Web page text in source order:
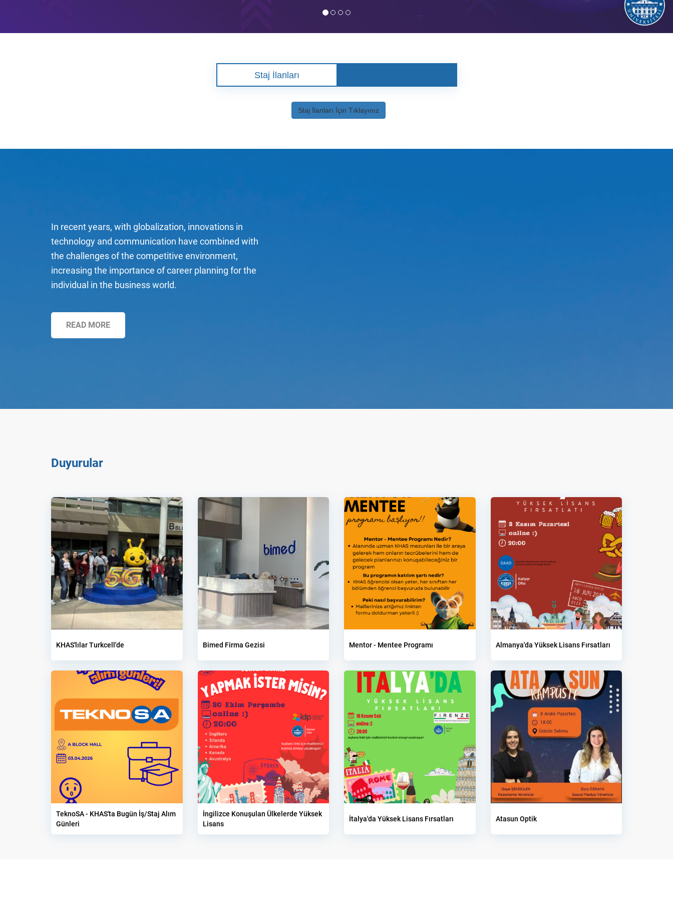
Staj İlanları
Staj İlanları İçin Tıklayınız
In recent years, with globalization, innovations in
technology and communication have combined with
the challenges of the competitive environment,
increasing the importance of career planning for the
individual in the business world.
READ MORE
Duyurular
KHAS'lılar Turkcell'de Bimed Firma Gezisi Mentor - Mentee Programı Almanya'da Yüksek Lisans Fırsatları
TeknoSA - KHAS'ta Bugün İş/Staj Alım
Günleri
İngilizce Konuşulan Ülkelerde Yüksek
Lisans
İtalya'da Yüksek Lisans Fırsatları Atasun Optik